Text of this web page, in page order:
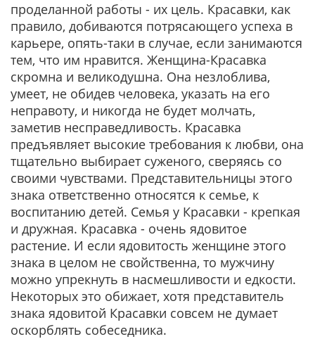
проделанной работы - их цель. Красавки, как
правило, добиваются потрясающего успеха в
карьере, опять-таки в случае, если занимаются
тем, что им нравится. Женщина-Красавка
скромна и великодушна. Она незлоблива,
умеет, не обидев человека, указать на его
неправоту, и никогда не будет молчать,
заметив несправедливость. Красавка
предъявляет высокие требования к любви, она
тщательно выбирает суженого, сверяясь со
своими чувствами. Представительницы этого
знака ответственно относятся к семье, к
воспитанию детей. Семья у Красавки - крепкая
и дружная. Красавка - очень ядовитое
растение. И если ядовитость женщине этого
знака в целом не свойственна, то мужчину
можно упрекнуть в насмешливости и едкости.
Некоторых это обижает, хотя представитель
знака ядовитой Красавки совсем не думает
оскорблять собеседника.